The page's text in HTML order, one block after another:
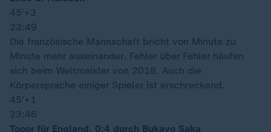
45′ +3
23:49
Die französische Mannschaft bricht von Minute zu
Minute mehr auseinander. Fehler über Fehler häufen
sich beim Weltmeister von 2018. Auch die
Körpersprache einiger Spieler ist erschreckend.
45′ +1
23:46
Tooor für England, 0:4 durch Bukayo Saka